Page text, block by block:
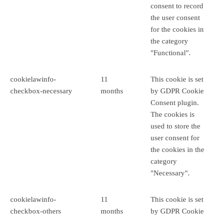
consent to record
the user consent
for the cookies in
the category
"Functional".
cookielawinfo-
checkbox-necessary
11
months
This cookie is set
by GDPR Cookie
Consent plugin.
The cookies is
used to store the
user consent for
the cookies in the
category
"Necessary".
cookielawinfo-
checkbox-others
11
months
This cookie is set
by GDPR Cookie